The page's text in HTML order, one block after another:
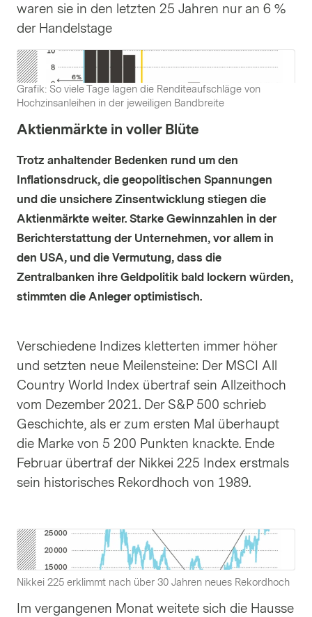
waren sie in den letzten 25 Jahren nur an 6 %
der Handelstage
Grafik: So viele Tage lagen die Renditeaufschläge von
Hochzinsanleihen in der jeweiligen Bandbreite
Aktienmärkte in voller Blüte
Trotz anhaltender Bedenken rund um den
Inflationsdruck, die geopolitischen Spannungen
und die unsichere Zinsentwicklung stiegen die
Aktienmärkte weiter. Starke Gewinnzahlen in der
Berichterstattung der Unternehmen, vor allem in
den USA, und die Vermutung, dass die
Zentralbanken ihre Geldpolitik bald lockern würden,
stimmten die Anleger optimistisch.
Verschiedene Indizes kletterten immer höher
und setzten neue Meilensteine: Der MSCI All
Country World Index übertraf sein Allzeithoch
vom Dezember 2021. Der S&P 500 schrieb
Geschichte, als er zum ersten Mal überhaupt
die Marke von 5 200 Punkten knackte. Ende
Februar übertraf der Nikkei 225 Index erstmals
sein historisches Rekordhoch von 1989.
Nikkei 225 erklimmt nach über 30 Jahren neues Rekordhoch
Im vergangenen Monat weitete sich die Hausse